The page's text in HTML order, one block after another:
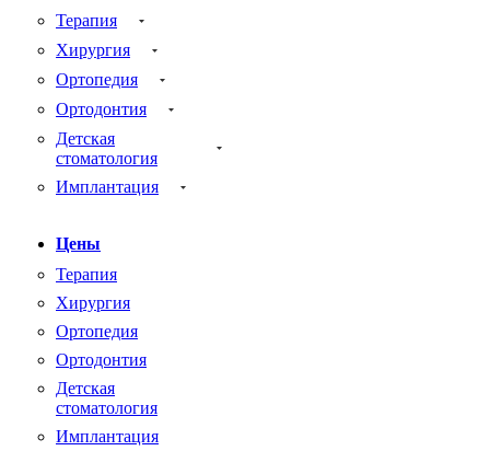
Терапия
Хирургия
Ортопедия
Ортодонтия
Детская
стоматология
Имплантация
Цены
Терапия
Хирургия
Ортопедия
Ортодонтия
Детская
стоматология
Имплантация